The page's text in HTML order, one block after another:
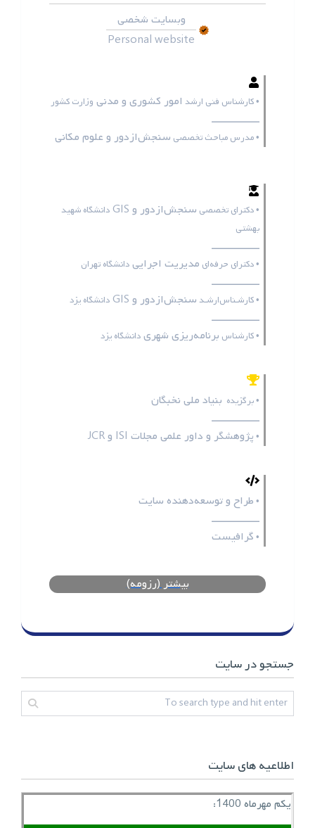
وبسایت شخصی
Personal website
• کارشناس فنی ارشد امور کشوری و مدنی وزارت کشور
ـــــــــــــــــ
• مدرس مباحث تخصصی سنجش‌ازدور و علوم مکانی
• دکترای تخصصی سنجش‌ازدور و GIS
دانشگاه شهید
بهشتی
ـــــــــــــــــ
• دکترای حرفه‌ای مدیریت اجرایی دانشگاه تهران
ـــــــــــــــــ
• کارشـناس‌ارشـد سنجش‌ازدور و GIS دانشگاه یزد
ـــــــــــــــــ
• کارشناس برنامه‌ریزی شهری دانشگاه یزد
• برگزیده بنیاد ملی نخبگان
ـــــــــــــــــ
• پژوهشگر و داور علمی مجلات ISI وJCR
• طراح و توسعه‌دهنده سایت
ـــــــــــــــــ
• گرافیست
بیشتر (رزومه)
جستجو در سایت
اطلاعیه های سایت
یکم مهرماه 1400: